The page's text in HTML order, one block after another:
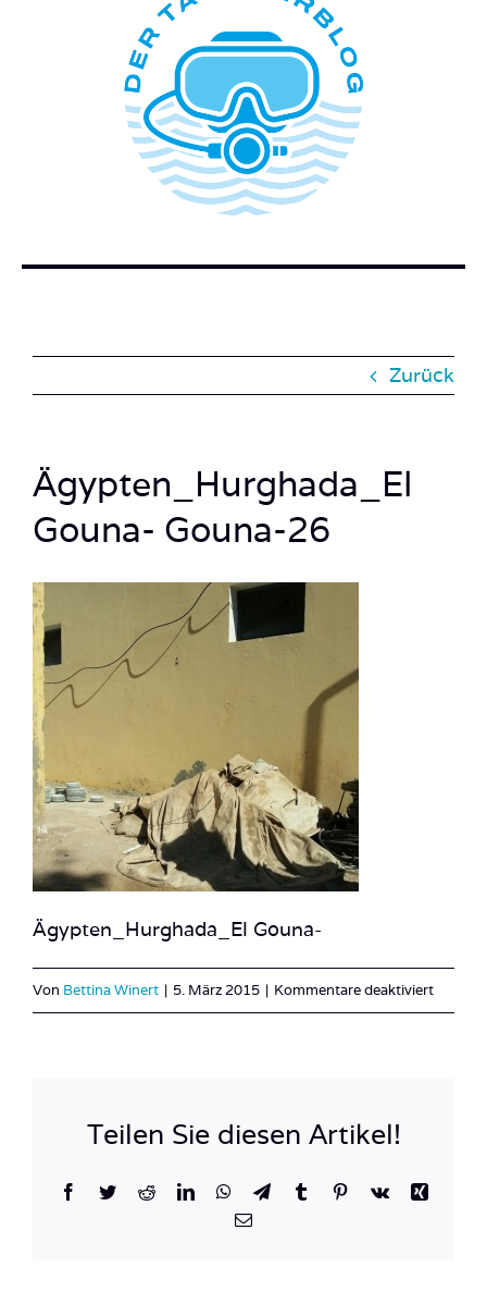
ÜBER DIESEN BLOG
WER STECKT HINTER DEM TAUCHERBLOG?
BUCH BESTELLEN
Zurück
Ägypten_Hurghada_El
Gouna- Gouna-26
Ägypten_Hurghada_El Gouna-
Von Bettina Winert | 5. März 2015 | Kommentare deaktiviertfür
Teilen Sie diesen Artikel!
Facebook
TwitterRedditLinkedInWhatsApp
TelegramTumblrPinterest
Vk
Xing
E-